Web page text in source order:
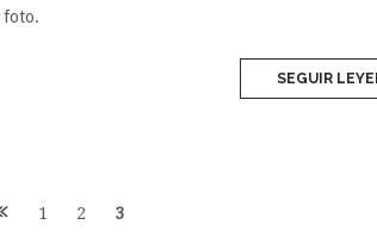
foto.
SEGUIR
1 2 3